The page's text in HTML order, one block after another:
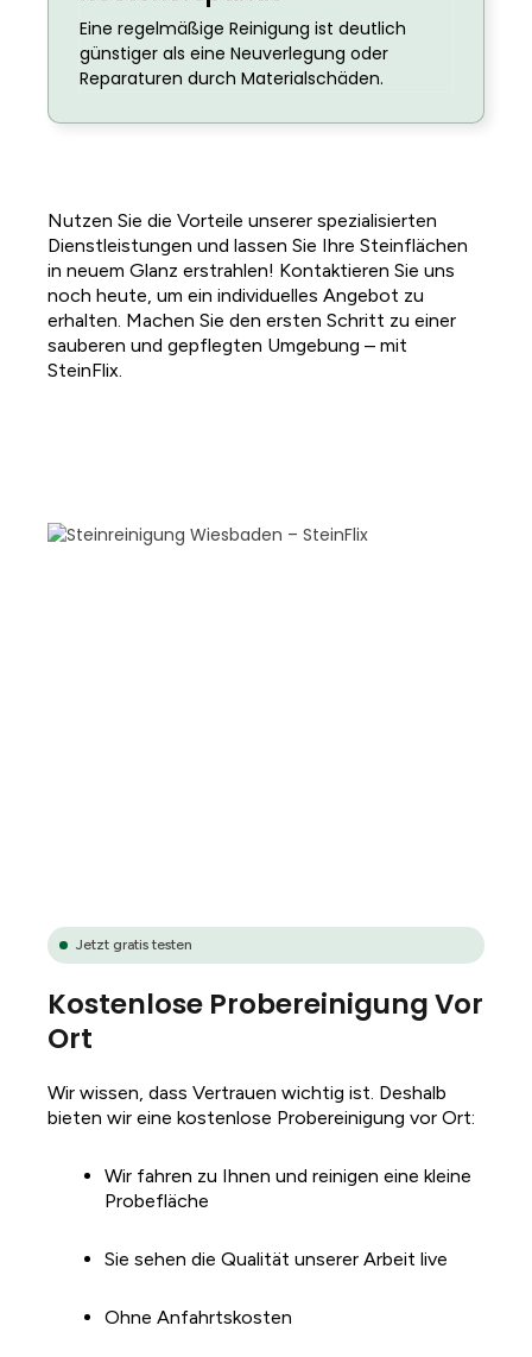
Eine regelmäßige Reinigung ist deutlich
günstiger als eine Neuverlegung oder
Reparaturen durch Materialschäden.
Nutzen Sie die Vorteile unserer spezialisierten
Dienstleistungen und lassen Sie Ihre Steinflächen
in neuem Glanz erstrahlen! Kontaktieren Sie uns
noch heute, um ein individuelles Angebot zu
erhalten. Machen Sie den ersten Schritt zu einer
sauberen und gepflegten Umgebung – mit
SteinFlix.
Jetzt gratis testen
Kostenlose Probereinigung Vor
Ort
Wir wissen, dass Vertrauen wichtig ist. Deshalb
bieten wir eine kostenlose Probereinigung vor Ort:
Wir fahren zu Ihnen und reinigen eine kleine
Probefläche
Sie sehen die Qualität unserer Arbeit live
Ohne Anfahrtskosten